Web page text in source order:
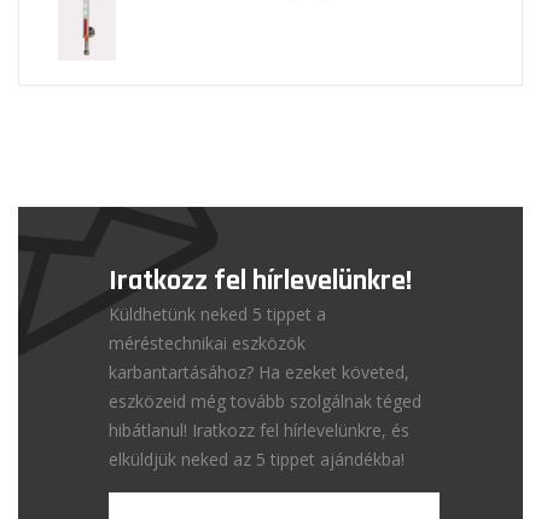
Iratkozz fel hírlevelünkre!
Küldhetünk neked 5 tippet a
méréstechnikai eszközök
karbantartásához? Ha ezeket követed,
eszközeid még tovább szolgálnak téged
hibátlanul! Iratkozz fel hírlevelünkre, és
elküldjük neked az 5 tippet ajándékba!